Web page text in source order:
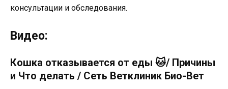
консультации и обследования.
Видео:
Кошка отказывается от еды 🐱/ Причины
и Что делать / Сеть Ветклиник Био-Вет